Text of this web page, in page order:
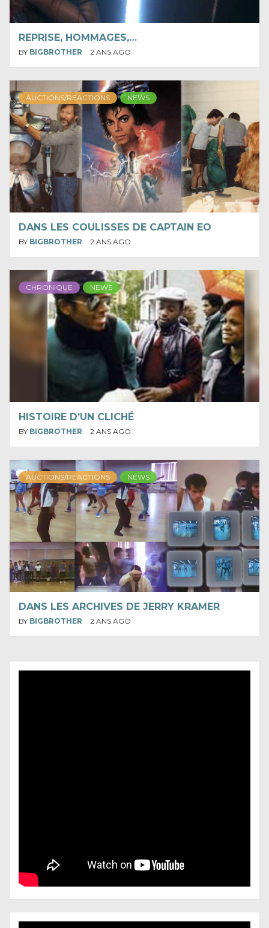
REPRISE, HOMMAGES,…
BY BIGBROTHER 2 ANS AGO
AUCTIONS/REACTIONS NEWS
DANS LES COULISSES DE CAPTAIN EO
BY BIGBROTHER 2 ANS AGO
CHRONIQUE NEWS
HISTOIRE D’UN CLICHÉ
BY BIGBROTHER 2 ANS AGO
AUCTIONS/REACTIONS NEWS
DANS LES ARCHIVES DE JERRY KRAMER
BY BIGBROTHER 2 ANS AGO